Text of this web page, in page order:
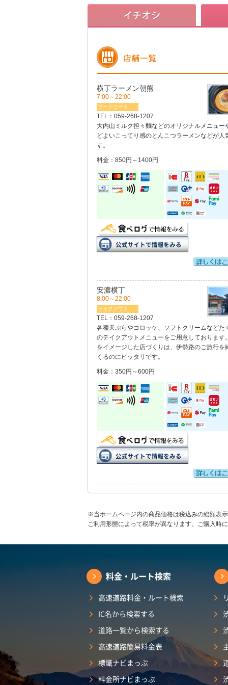
横丁ラーメン朝熊
7:00～22:00
フードコート
TEL： 059-268-1207
大内山ミルク担々麵などのオリジナルメニュー
どよいこってり感のとんこつラーメンなどが人
す。
料金：850円～1400円
安濃横丁
8:00～22:00
テイクアウト
TEL： 059-268-1207
各種天ぷらやコロッケ、ソフトクリームなどた
のテイクアウトメニューをご用意しております
をイメージした店づくりは、伊勢路のご旅行を
くるのにピッタリです。
料金：350円～600円
※当ホームページ内の商品価格は税込みの総額表
ご利用形態によって税率が異なります。ご購入時
料金・ルート検索
高速道路料金・ルート検索
IC名から検索する
道路一覧から検索する
高速道路簡易料金表
標識ナビまっぷ
料金所ナビまっぷ